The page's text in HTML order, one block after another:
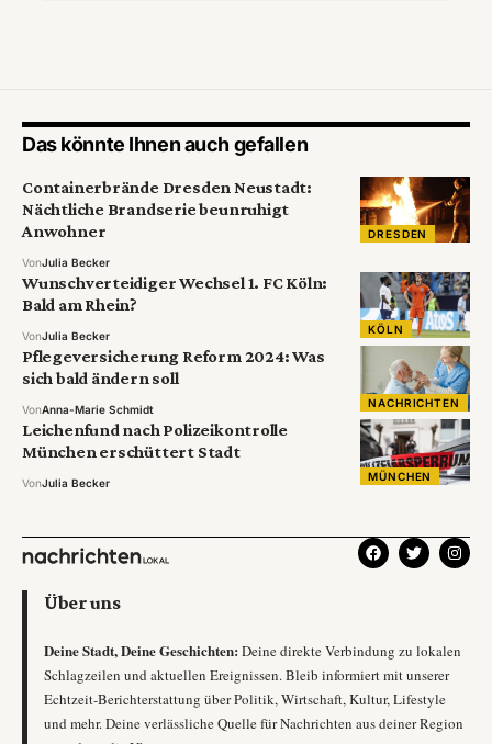
Das könnte Ihnen auch gefallen
DRESDEN
Containerbrände Dresden Neustadt:
Nächtliche Brandserie beunruhigt
Anwohner
VonJulia Becker
KÖLN
Wunschverteidiger Wechsel 1. FC Köln:
Bald am Rhein?
VonJulia Becker
NACHRICHTEN
Pflegeversicherung Reform 2024: Was
sich bald ändern soll
VonAnna-Marie Schmidt
MÜNCHEN
Leichenfund nach Polizeikontrolle
München erschüttert Stadt
VonJulia Becker
Über uns
Deine Stadt, Deine Geschichten: Deine direkte Verbindung zu lokalen
Schlagzeilen und aktuellen Ereignissen. Bleib informiert mit unserer
Echtzeit-Berichterstattung über Politik, Wirtschaft, Kultur, Lifestyle
und mehr. Deine verlässliche Quelle für Nachrichten aus deiner Region